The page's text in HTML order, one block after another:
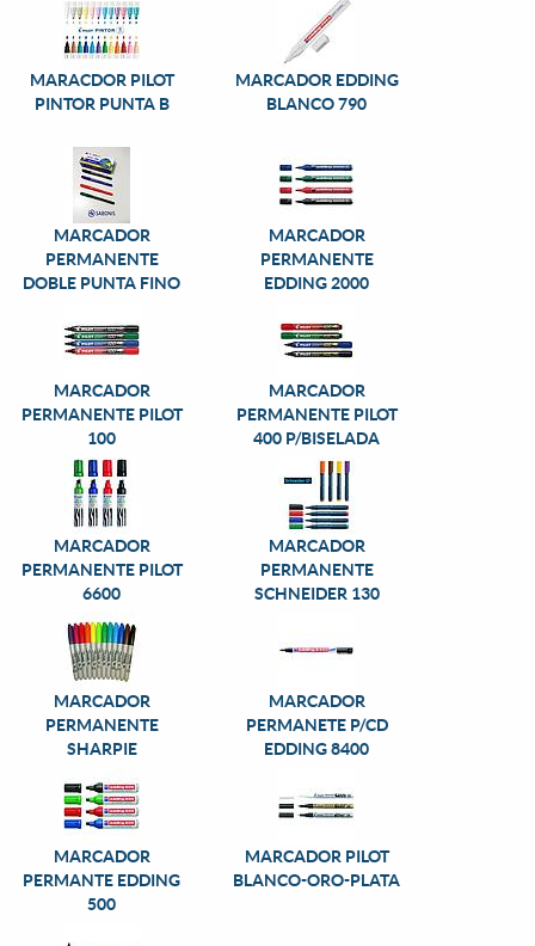
MARACDOR PILOT
PINTOR PUNTA B
MARCADOR EDDING
BLANCO 790
MARCADOR
PERMANENTE
DOBLE PUNTA FINO
MARCADOR
PERMANENTE
EDDING 2000
MARCADOR
PERMANENTE PILOT
100
MARCADOR
PERMANENTE PILOT
400 P/BISELADA
MARCADOR
PERMANENTE PILOT
6600
MARCADOR
PERMANENTE
SCHNEIDER 130
MARCADOR
PERMANENTE
SHARPIE
MARCADOR
PERMANETE P/CD
EDDING 8400
MARCADOR
PERMANTE EDDING
500
MARCADOR PILOT
BLANCO-ORO-PLATA